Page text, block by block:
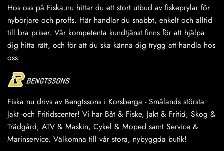
väljas
på
produktsidan
väljas
på
produktsidan
Hos oss på Fiska.nu hittar du ett stort utbud av fiskeprylar för
nybörjare och proffs. Här handlar du snabbt, enkelt och alltid
till bra priser. Vår kompetenta kundtjänst finns för att hjälpa
dig hitta rätt, och för att du ska känna dig trygg att handla hos
oss.
Fiska.nu drivs av Bengtssons i Korsberga - Smålands största
Jakt -och Fritidscenter! Vi har Båt & Fiske, Jakt & Fritid, Skog &
Trädgård, ATV & Maskin, Cykel & Moped samt Service &
Marinservice. Välkomna till vår stora, nybyggda butik!